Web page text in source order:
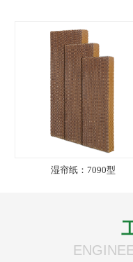
湿帘纸：7090型